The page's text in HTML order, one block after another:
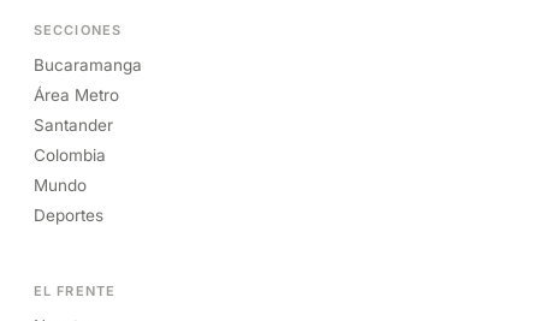
SECCIONES
Bucaramanga
Área Metro
Santander
Colombia
Mundo
Deportes
EL FRENTE